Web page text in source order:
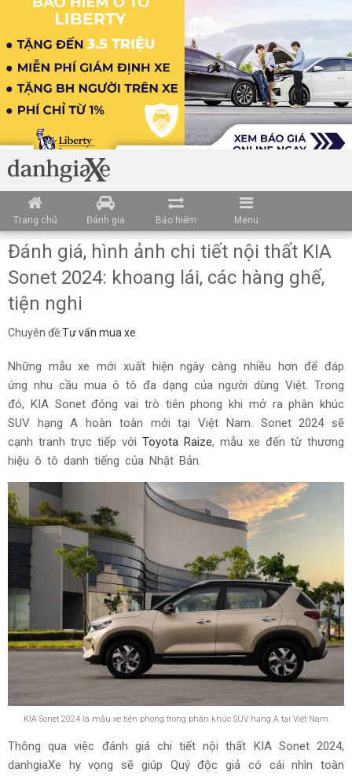
Trang chủ Đánh giá Bảo hiểm Menu
Đánh giá, hình ảnh chi tiết nội thất KIA
Sonet 2024: khoang lái, các hàng ghế,
tiện nghi
Chuyên đề:Tư vấn mua xe
Những mẫu xe mới xuất hiện ngày càng nhiều hơn để đáp
ứng nhu cầu mua ô tô đa dạng của người dùng Việt. Trong
đó, KIA Sonet đóng vai trò tiên phong khi mở ra phân khúc
SUV hạng A hoàn toàn mới tại Việt Nam. Sonet 2024 sẽ
cạnh tranh trực tiếp với Toyota Raize, mẫu xe đến từ thương
hiệu ô tô danh tiếng của Nhật Bản.
KIA Sonet 2024 là mẫu xe tiên phong trong phân khúc SUV hạng A tại Việt Nam
Thông qua việc đánh giá chi tiết nội thất KIA Sonet 2024,
danhgiaXe hy vọng sẽ giúp Quý độc giả có cái nhìn toàn
Loading data ...